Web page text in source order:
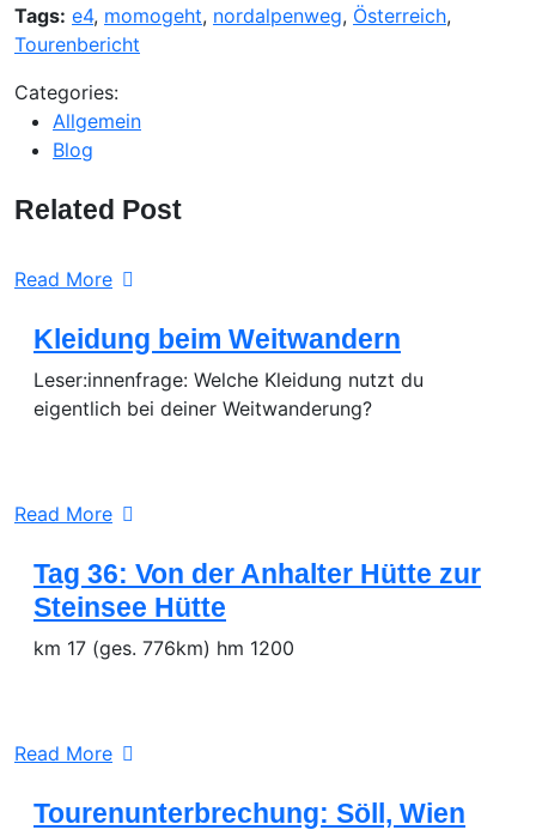
Tags: e4, momogeht, nordalpenweg, Österreich,
Tourenbericht
Categories:
Allgemein
Blog
Related Post
Read More
Kleidung beim Weitwandern
Leser:innenfrage: Welche Kleidung nutzt du
eigentlich bei deiner Weitwanderung?
Read More
Tag 36: Von der Anhalter Hütte zur
Steinsee Hütte
km 17 (ges. 776km) hm 1200
Read More
Tourenunterbrechung: Söll, Wien